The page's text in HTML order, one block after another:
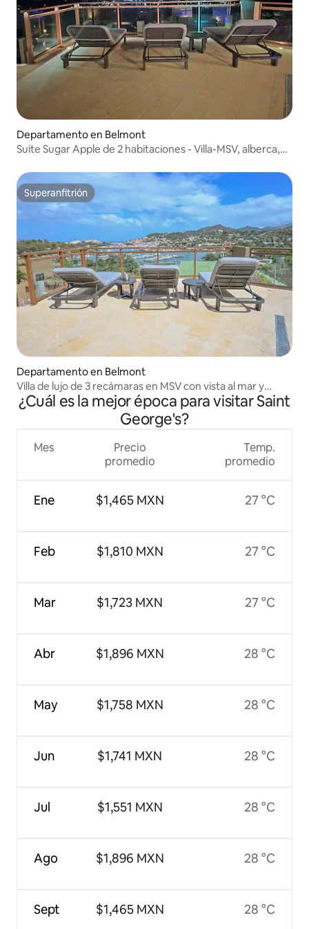
Departamento en Belmont
Suite Sugar Apple de 2 habitaciones - Villa-MSV, alberca,
Superanfitrión
Superanfitrión
Departamento en Belmont
Villa de lujo de 3 recámaras en MSV con vista al mar y
cocina profesional
¿Cuál es la mejor época para visitar Saint
George's?
Mes
Ene
Feb
Mar
Abr
May
Jun
Jul
Ago
Sept
Precio
promedio
$1,465 MXN
$1,810 MXN
$1,723 MXN
$1,896 MXN
$1,758 MXN
$1,741 MXN
$1,551 MXN
$1,896 MXN
$1,465 MXN
Temp.
promedio
27 °C
27 °C
27 °C
28 °C
28 °C
28 °C
28 °C
28 °C
28 °C